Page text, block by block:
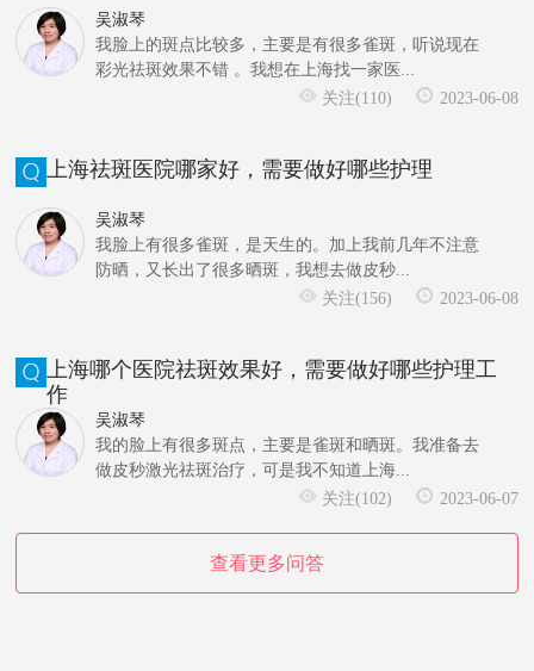
吴淑琴
我脸上的斑点比较多，主要是有很多雀斑，听说现在
彩光祛斑效果不错 。我想在上海找一家医...
关注(110)
2023-06-08
上海祛斑医院哪家好，需要做好哪些护理
吴淑琴
我脸上有很多雀斑，是天生的。加上我前几年不注意
防晒，又长出了很多晒斑，我想去做皮秒...
关注(156)
2023-06-08
上海哪个医院祛斑效果好，需要做好哪些护理工
作
吴淑琴
我的脸上有很多斑点，主要是雀斑和晒斑。我准备去
做皮秒激光祛斑治疗，可是我不知道上海...
关注(102)
2023-06-07
查看更多问答